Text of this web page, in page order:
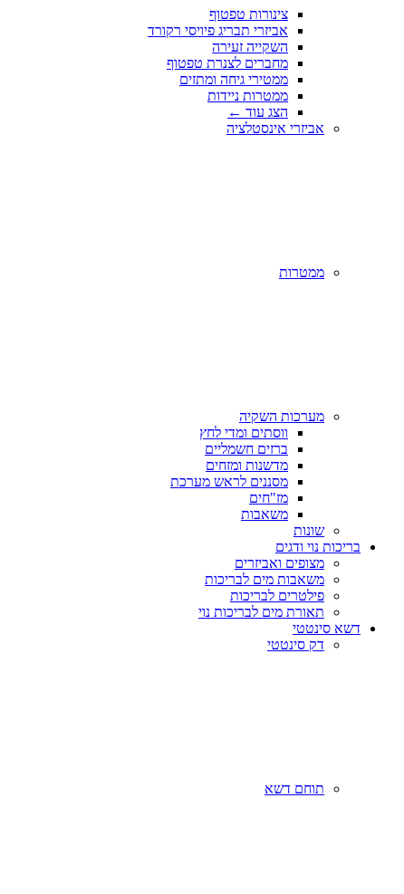
צינורות טפטוף
אביזרי תבריג פיויסי רקורד
השקייה זעירה
מחברים לצנרת טפטוף
ממטירי גיחה ומתזים
ממטרות ניידות
הצג עוד ←
אביזרי אינסטלציה
ממטרות
מערכות השקיה
ווסתים ומדי לחץ
ברזים חשמליים
מדשנות ומזחים
מסננים לראש מערכת
מז"חים
משאבות
שונות
בריכות נוי ודגים
מצופים ואביזרים
משאבות מים לבריכות
פילטרים לבריכות
תאורת מים לבריכות נוי
דשא סינטטי
דק סינטטי
תוחם דשא